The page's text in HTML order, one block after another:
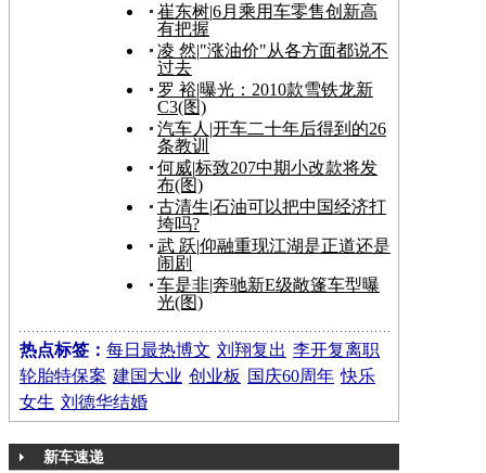
崔东树|6月乘用车零售创新高
有把握
凌 然|"涨油价"从各方面都说不
过去
罗 裕|曝光：2010款雪铁龙新
C3(图)
汽车人 |开车二十年后得到的26
条教训
何威|标致207中期小改款将发
布(图)
古清生|石油可以把中国经济打
垮吗?
武 跃|仰融重现江湖是正道还是
闹剧
车是非|奔驰新E级敞篷车型曝
光(图)
热点标签： 每日最热博文 刘翔复出 李开复离职
轮胎特保案 建国大业 创业板 国庆60周年 快乐
女生 刘德华结婚
新车速递